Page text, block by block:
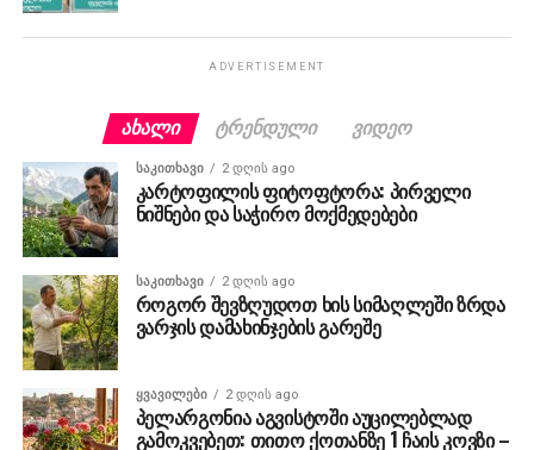
ADVERTISEMENT
ᲐᲮᲐᲚᲘ ᲢᲠᲔᲜᲓᲣᲚᲘ ᲕᲘᲓᲔᲝ
ᲡᲐᲙᲘᲗᲮᲐᲕᲘ 2 დღის ago
კარტოფილის ფიტოფტორა: პირველი
ნიშნები და საჭირო მოქმედებები
ᲡᲐᲙᲘᲗᲮᲐᲕᲘ 2 დღის ago
როგორ შევზღუდოთ ხის სიმაღლეში ზრდა
ვარჯის დამახინჯების გარეშე
ᲧᲕᲐᲕᲘᲚᲔᲑᲘ 2 დღის ago
პელარგონია აგვისტოში აუცილებლად
გამოკვებეთ: თითო ქოთანზე 1 ჩაის კოვზი –